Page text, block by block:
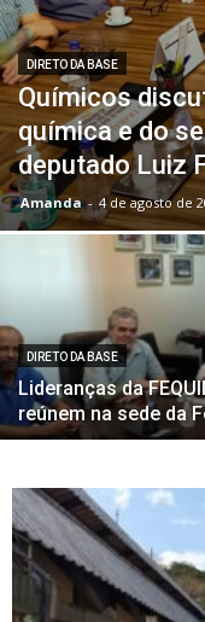
DIRETO DA BASE
Químicos
química e do
deputado Luiz
Amanda - 4 de agosto de
DIRETO DA BASE
Lideranças da
reúnem na sede da